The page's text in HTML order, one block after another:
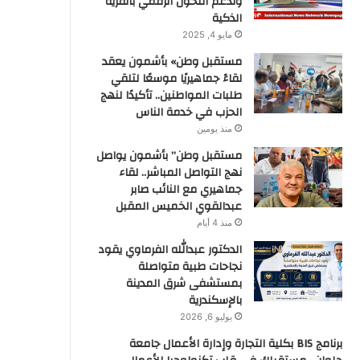
الذكية
مايو 4, 2025
مستقبل وطن» بأشمون يعقد
لقاءً جماهيريًا موسعًا لتلقي
طلبات المواطنين.. تأكيدًا لنهج
الحزب في خدمة الناس
منذ يومين
مستقبل وطن” بأشمون يواصل
نهج التواصل المباشر.. لقاء
جماهيري مع النائب صابر
عبدالقوي الخميس المقبل
منذ 4 أيام
الدكتور عبدالله الفرماوي يقود
نجاحات طبية متواصلة
بمستشفى شرق المدينة
بالإسكندرية
يوليو 6, 2026
برنامج BIS بكلية التجارة وإدارة الأعمال جامعة